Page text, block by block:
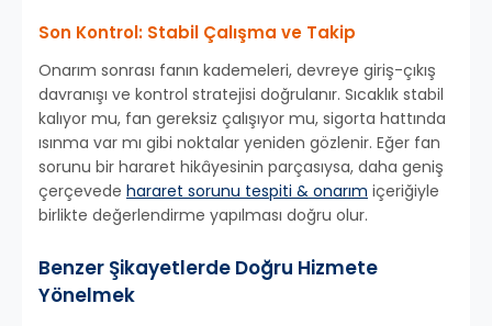
Son Kontrol: Stabil Çalışma ve Takip
Onarım sonrası fanın kademeleri, devreye giriş-çıkış
davranışı ve kontrol stratejisi doğrulanır. Sıcaklık stabil
kalıyor mu, fan gereksiz çalışıyor mu, sigorta hattında
ısınma var mı gibi noktalar yeniden gözlenir. Eğer fan
sorunu bir hararet hikâyesinin parçasıysa, daha geniş
çerçevede hararet sorunu tespiti & onarım içeriğiyle
birlikte değerlendirme yapılması doğru olur.
Benzer Şikayetlerde Doğru Hizmete
Yönelmek